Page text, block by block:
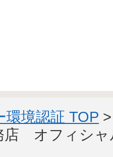
環境認証 TOP
店 オフィシャ